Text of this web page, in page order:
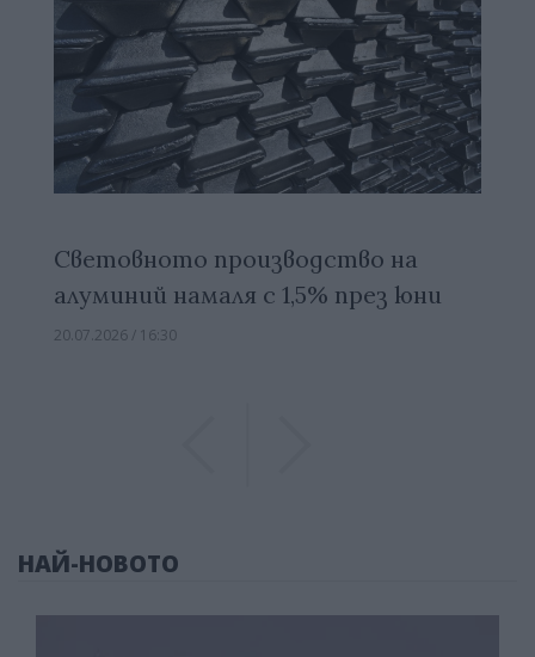
Световното производство на
алуминий намаля с 1,5% през юни
20.07.2026 / 16:30
НАЙ-НОВОТО